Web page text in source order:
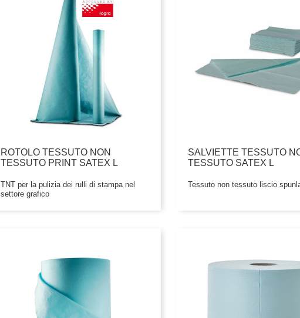
ROTOLO TESSUTO NON
TESSUTO PRINT SATEX L
TNT per la pulizia dei rulli di stampa nel
settore grafico
SALVIETTE TESSUTO
TESSUTO SATEX L
Tessuto non tessuto liscio